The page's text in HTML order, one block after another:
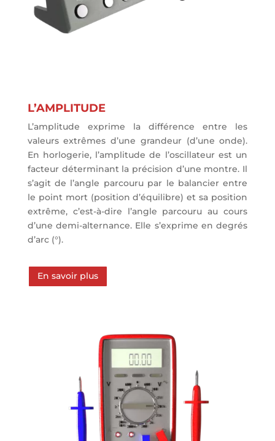
L’AMPLITUDE
L’amplitude exprime la différence entre les
valeurs extrêmes d’une grandeur (d’une onde).
En horlogerie, l’amplitude de l’oscillateur est un
facteur déterminant la précision d’une montre. Il
s’agit de l’angle parcouru par le balancier entre
le point mort (position d’équilibre) et sa position
extrême, c’est-à-dire l’angle parcouru au cours
d’une demi-alternance. Elle s’exprime en degrés
d’arc (°).
En savoir plus